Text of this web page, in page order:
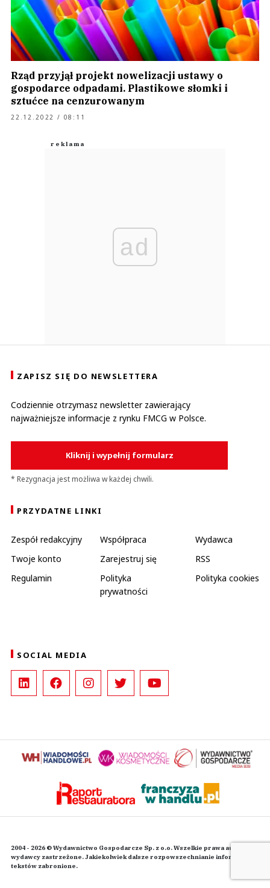
Rząd przyjął projekt nowelizacji ustawy o
gospodarce odpadami. Plastikowe słomki i
sztućce na cenzurowanym
22.12.2022 / 08:11
ad
ZAPISZ SIĘ DO NEWSLETTERA
Codziennie otrzymasz newsletter zawierający
najważniejsze informacje z rynku FMCG w Polsce.
Kliknij i wypełnij formularz
* Rezygnacja jest możliwa w każdej chwili.
PRZYDATNE LINKI
Zespół redakcyjny Współpraca
Wydawca
Twoje konto
Zarejestruj się
RSS
Regulamin
Polityka
prywatności
Polityka cookies
SOCIAL MEDIA
2004 - 2026 © Wydawnictwo Gospodarcze Sp. z o.o. Wszelkie prawa autorskie
wydawcy zastrzeżone. Jakiekolwiek dalsze rozpowszechnianie informacji i
tekstów zabronione.